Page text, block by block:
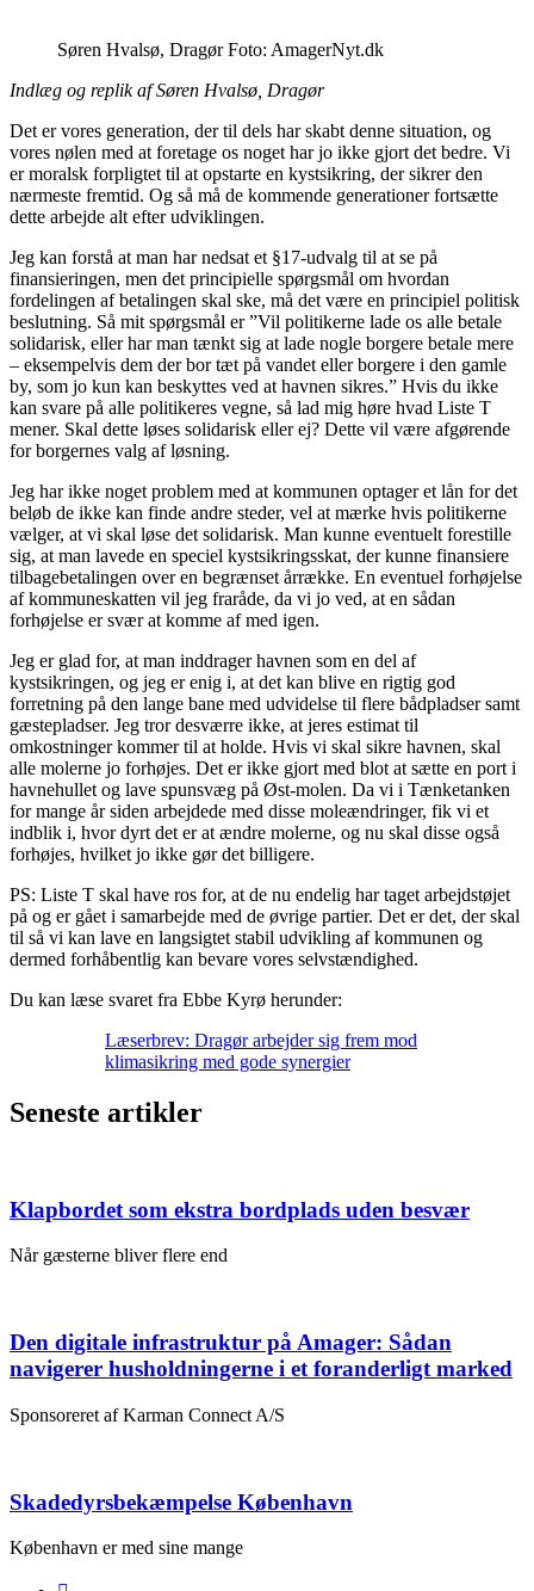
Søren Hvalsø, Dragør Foto: AmagerNyt.dk
Indlæg og replik af Søren Hvalsø, Dragør
Det er vores generation, der til dels har skabt denne situation, og
vores nølen med at foretage os noget har jo ikke gjort det bedre. Vi
er moralsk forpligtet til at opstarte en kystsikring, der sikrer den
nærmeste fremtid. Og så må de kommende generationer fortsætte
dette arbejde alt efter udviklingen.
Jeg kan forstå at man har nedsat et §17-udvalg til at se på
finansieringen, men det principielle spørgsmål om hvordan
fordelingen af betalingen skal ske, må det være en principiel politisk
beslutning. Så mit spørgsmål er ”Vil politikerne lade os alle betale
solidarisk, eller har man tænkt sig at lade nogle borgere betale mere
– eksempelvis dem der bor tæt på vandet eller borgere i den gamle
by, som jo kun kan beskyttes ved at havnen sikres.” Hvis du ikke
kan svare på alle politikeres vegne, så lad mig høre hvad Liste T
mener. Skal dette løses solidarisk eller ej? Dette vil være afgørende
for borgernes valg af løsning.
Jeg har ikke noget problem med at kommunen optager et lån for det
beløb de ikke kan finde andre steder, vel at mærke hvis politikerne
vælger, at vi skal løse det solidarisk. Man kunne eventuelt forestille
sig, at man lavede en speciel kystsikringsskat, der kunne finansiere
tilbagebetalingen over en begrænset årrække. En eventuel forhøjelse
af kommuneskatten vil jeg fraråde, da vi jo ved, at en sådan
forhøjelse er svær at komme af med igen.
Jeg er glad for, at man inddrager havnen som en del af
kystsikringen, og jeg er enig i, at det kan blive en rigtig god
forretning på den lange bane med udvidelse til flere bådpladser samt
gæstepladser. Jeg tror desværre ikke, at jeres estimat til
omkostninger kommer til at holde. Hvis vi skal sikre havnen, skal
alle molerne jo forhøjes. Det er ikke gjort med blot at sætte en port i
havnehullet og lave spunsvæg på Øst-molen. Da vi i Tænketanken
for mange år siden arbejdede med disse moleændringer, fik vi et
indblik i, hvor dyrt det er at ændre molerne, og nu skal disse også
forhøjes, hvilket jo ikke gør det billigere.
PS: Liste T skal have ros for, at de nu endelig har taget arbejdstøjet
på og er gået i samarbejde med de øvrige partier. Det er det, der skal
til så vi kan lave en langsigtet stabil udvikling af kommunen og
dermed forhåbentlig kan bevare vores selvstændighed.
Du kan læse svaret fra Ebbe Kyrø herunder:
Læserbrev: Dragør arbejder sig frem mod
klimasikring med gode synergier
Seneste artikler
Klapbordet som ekstra bordplads uden besvær
Når gæsterne bliver flere end
Den digitale infrastruktur på Amager: Sådan
navigerer husholdningerne i et foranderligt marked
Sponsoreret af Karman Connect A/S
Skadedyrsbekæmpelse København
København er med sine mange